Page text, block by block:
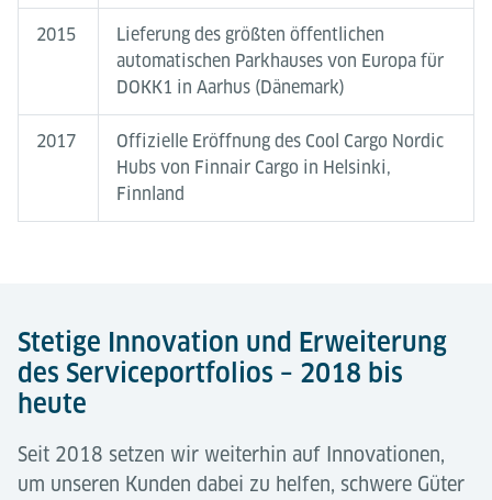
2015
Lieferung des größten öffentlichen
automatischen Parkhauses von Europa für
DOKK1 in Aarhus (Dänemark)
2017
Offizielle Eröffnung des Cool Cargo Nordic
Hubs von Finnair Cargo in Helsinki,
Finnland
Stetige Innovation und Erweiterung
des Serviceportfolios – 2018 bis
heute
Seit 2018 setzen wir weiterhin auf Innovationen,
um unseren Kunden dabei zu helfen, schwere Güter